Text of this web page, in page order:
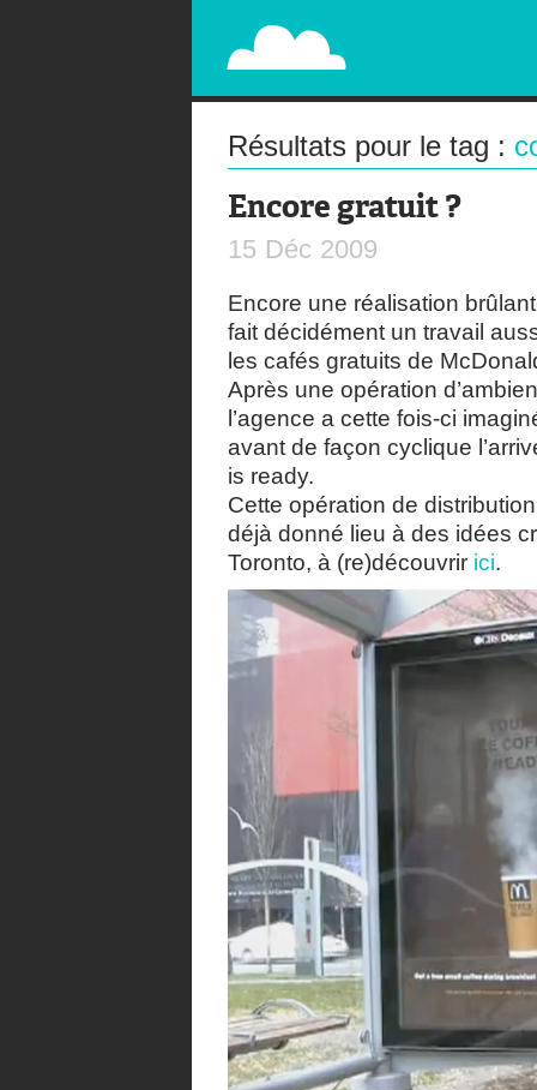
PAPERPLANE
STREET, AMBIENT, GUÉRILLA MARKETING
Résultats pour le tag :
Encore gratuit ?
15 Déc 2009
Encore une réalisation
fait décidément un travail
les cafés gratuits de
Après une opération
l’agence a cette fois-ci
avant de façon cyclique
is ready.
Cette opération de
déjà donné lieu à des idées
Toronto, à (re)découvrir ici.